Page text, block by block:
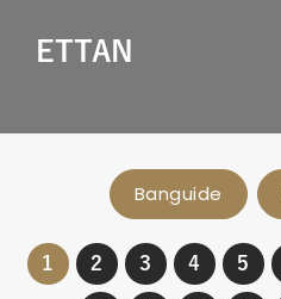
ETTAN
Banguide
1 2 3 4 5